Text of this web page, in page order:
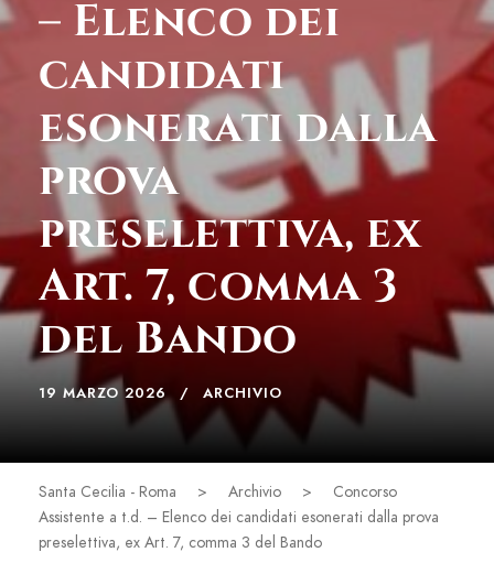
– Elenco dei
candidati
esonerati dalla
prova
preselettiva, ex
Art. 7, comma 3
del Bando
19 MARZO 2026 ARCHIVIO
Santa Cecilia - Roma > Archivio >
Concorso
Assistente a t.d. – Elenco dei candidati esonerati dalla prova
preselettiva, ex Art. 7, comma 3 del Bando